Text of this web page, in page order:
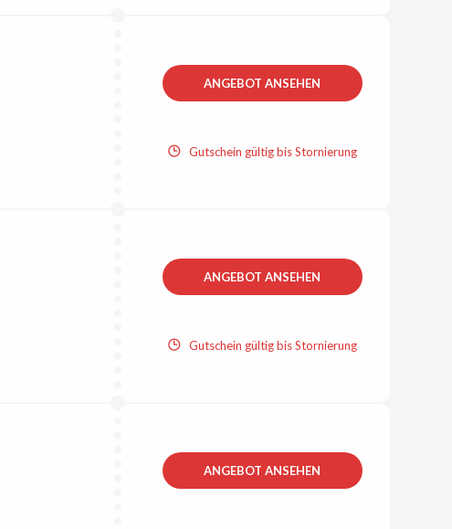
ANGEBOT ANSEHEN
Gutschein gültig bis Stornierung
ANGEBOT ANSEHEN
Gutschein gültig bis Stornierung
ANGEBOT ANSEHEN